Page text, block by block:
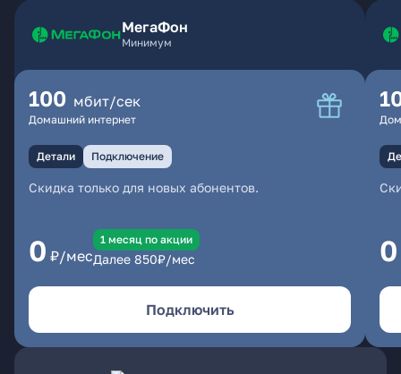
МегаФон
Минимум
100 мбит/сек
Домашний интернет
Детали Подключение
Скидка только для новых абонентов.
0 ₽/мес
1 месяц по акции
Далее 850₽/мес
Подключить
0